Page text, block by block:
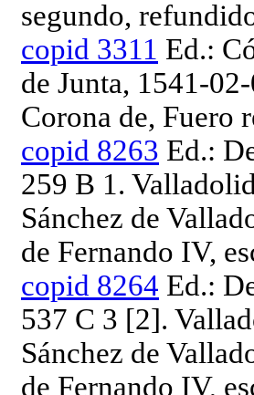
segundo,
copid 3311 Ed.:
de Junta, 1541-
Corona de, Fuero
copid 8263 Ed.:
259 B 1.
Sánchez de
de Fernando IV,
copid 8264 Ed.:
537 C 3 [2].
Sánchez de
de Fernando IV,